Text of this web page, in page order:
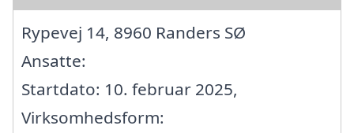
Rypevej 14, 8960 Randers SØ
Ansatte:
Startdato: 10. februar 2025,
Virksomhedsform: